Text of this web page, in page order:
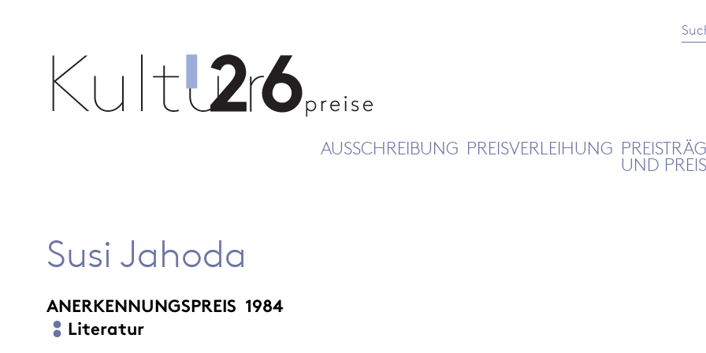
AUSSCHREIBUNG PREISVERLEIHUNG
UND
Susi Jahoda
ANERKENNUNGSPREIS 1984
Literatur